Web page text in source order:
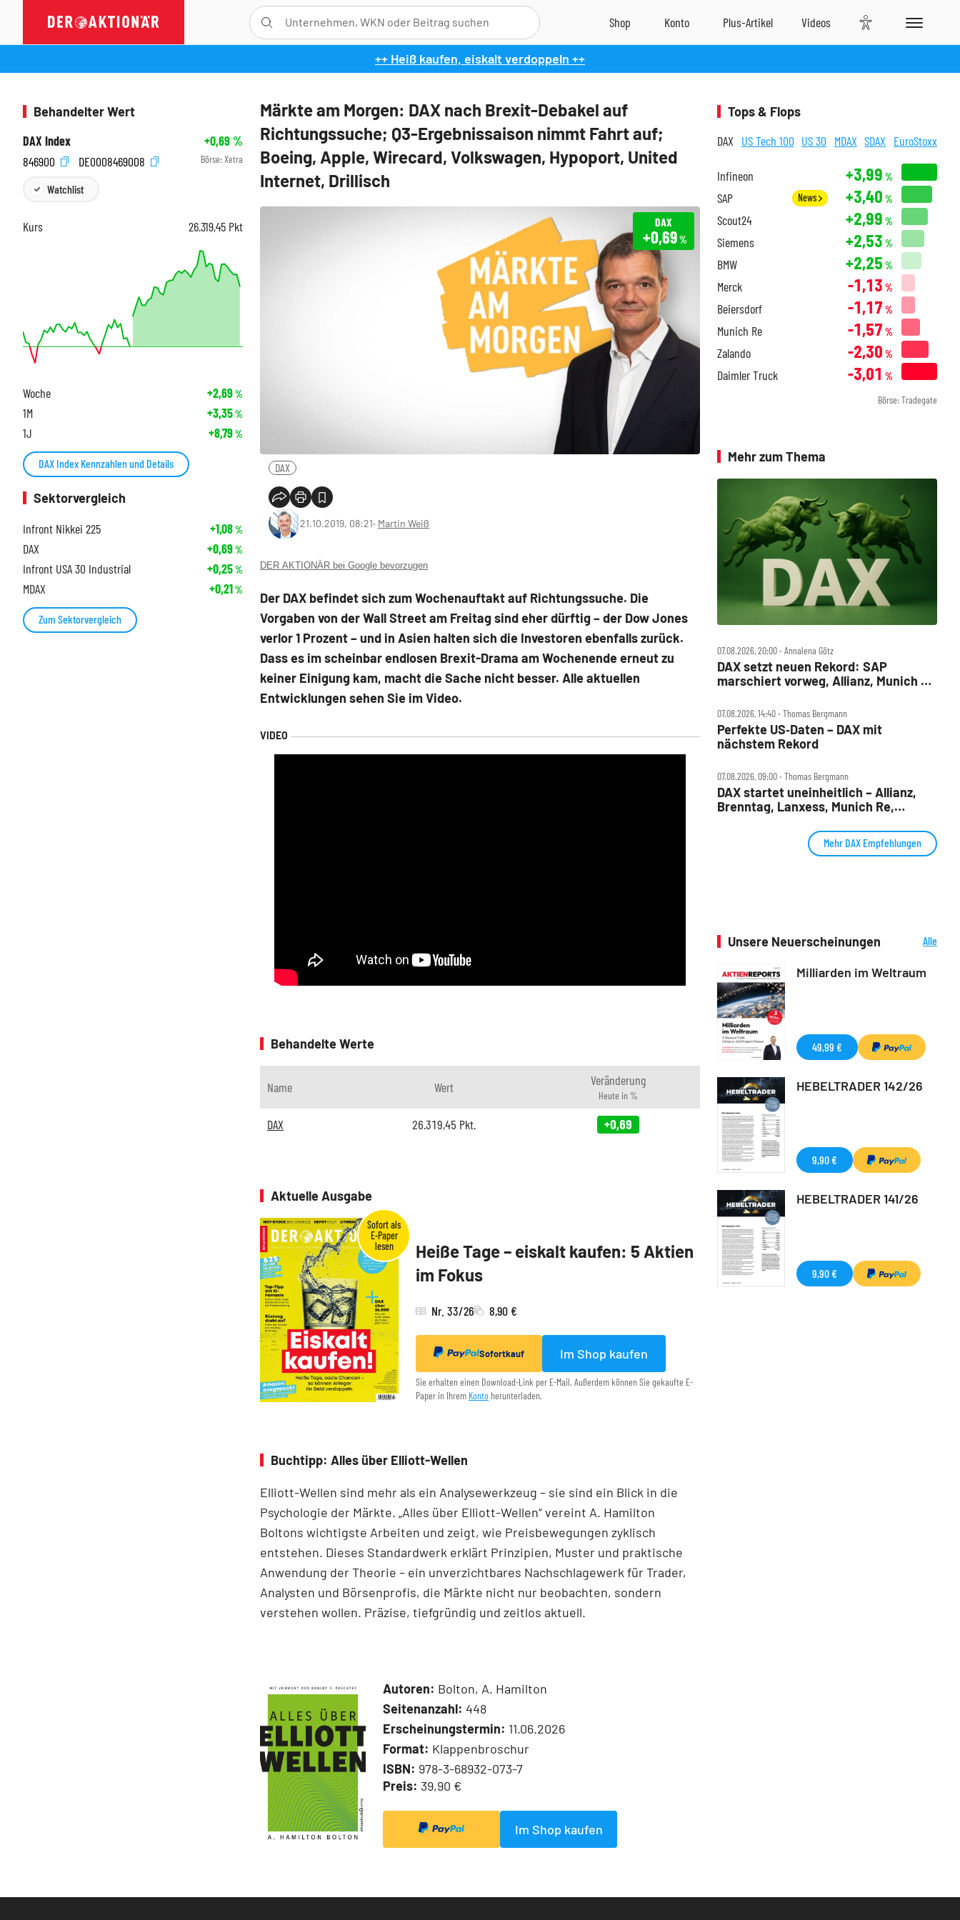
++ Heiß kaufen, eiskalt verdoppeln ++
Märkte am Morgen: DAX nach Brexit-Debakel auf
Richtungssuche; Q3-Ergebnissaison nimmt Fahrt auf;
Boeing, Apple, Wirecard, Volkswagen, Hypoport, United
Internet, Drillisch
DAX
+0,69%
DAX
21.10.2019, 08:21‧ Martin Weiß
DER AKTIONÄR bei Google bevorzugen
Der DAX befindet sich zum Wochenauftakt auf Richtungssuche. Die
Vorgaben von der Wall Street am Freitag sind eher dürftig – der Dow Jones
verlor 1 Prozent – und in Asien halten sich die Investoren ebenfalls zurück.
Dass es im scheinbar endlosen Brexit-Drama am Wochenende erneut zu
keiner Einigung kam, macht die Sache nicht besser. Alle aktuellen
Entwicklungen sehen Sie im Video.
Behandelte Werte
Name Wert Veränderung
Heute in %
DAX 26.319,45 Pkt. +0,69
Aktuelle Ausgabe
Heiße Tage – eiskalt kaufen: 5 Aktien
im Fokus
Nr. 33/26 8,90 €
Sofortkauf Im Shop kaufen
Sie erhalten einen Download-Link per E-Mail. Außerdem können Sie gekaufte E-
Paper in Ihrem Konto herunterladen.
Buchtipp: Alles über Elliott-Wellen
Elliott-Wellen sind mehr als ein Analysewerkzeug – sie sind ein Blick in die
Psychologie der Märkte. „Alles über Elliott-Wellen“ vereint A. Hamilton
Boltons wichtigste Arbeiten und zeigt, wie Preisbewegungen zyklisch
entstehen. Dieses Standardwerk erklärt Prinzipien, Muster und praktische
Anwendung der Theorie – ein unverzichtbares Nachschlagewerk für Trader,
Analysten und Börsenprofis, die Märkte nicht nur beobachten, sondern
verstehen wollen. Präzise, tiefgründig und zeitlos aktuell.
Autoren: Bolton, A. Hamilton
Seitenanzahl: 448
Erscheinungstermin: 11.06.2026
Format: Klappenbroschur
ISBN: 978-3-68932-073-7
Preis: 39,90 €
Im Shop kaufen
Behandelter Wert
DAX Index
+0,69%
846900
DE0008469008 Börse: Xetra
Watchlist
Kurs 26.319,45 Pkt
Woche +2,69%
1M +3,35%
1J +8,79%
DAX Index Kennzahlen und Details
Sektorvergleich
Infront Nikkei 225
+1,08%
DAX +0,69%
Infront USA 30 Industrial +0,25%
MDAX +0,21%
Zum Sektorvergleich
Tops & Flops
DAX US Tech 100 US 30 MDAX SDAX EuroStoxx
Infineon +3,99 %
SAP News +3,40 %
Scout24 +2,99 %
Siemens +2,53 %
BMW +2,25 %
Merck -1,13 %
Beiersdorf -1,17 %
Munich Re -1,57 %
Zalando -2,30 %
Daimler Truck -3,01 %
Börse: Tradegate
Mehr zum Thema
07.08.2026, 20:00 ‧ Annalena Götz
DAX setzt neuen Rekord: SAP
marschiert vorweg, Allianz, Munich Re
07.08.2026, 14:40 ‧ Thomas Bergmann
Perfekte US‑Daten – DAX mit
nächstem Rekord
07.08.2026, 09:00 ‧ Thomas Bergmann
DAX startet uneinheitlich – Allianz,
Brenntag, Lanxess, Munich Re,
Mehr DAX Empfehlungen
Unsere Neuerscheinungen
Alle
Milliarden im Weltraum
49,99 €
HEBELTRADER 142/26
9,90 €
HEBELTRADER 141/26
9,90 €